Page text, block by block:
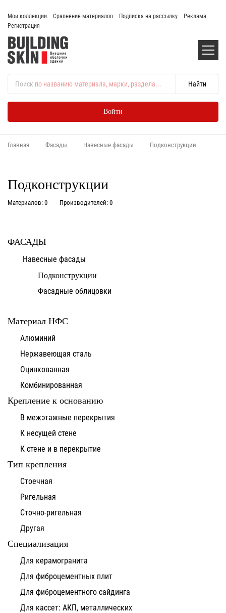
Мои коллекции Сравнение материалов Подписка на рассылку
Реклама
Регистрация
Поиск по названию материала, марки, раздела...
Войти
Главная Фасады Навесные фасады Подконструкции
Подконструкции
Материалов: 0 Производителей: 0
ФАСАДЫ
Навесные фасады
Подконструкции
Фасадные облицовки
Материал НФС
Алюминий
Нержавеющая сталь
Оцинкованная
Комбинированная
Крепление к основанию
В межэтажные перекрытия
К несущей стене
К стене и в перекрытие
Тип крепления
Стоечная
Ригельная
Сточно-ригельная
Другая
Специализация
Для керамогранита
Для фиброцементных плит
Для фиброцементного сайдинга
Для кассет: АКП, металлических